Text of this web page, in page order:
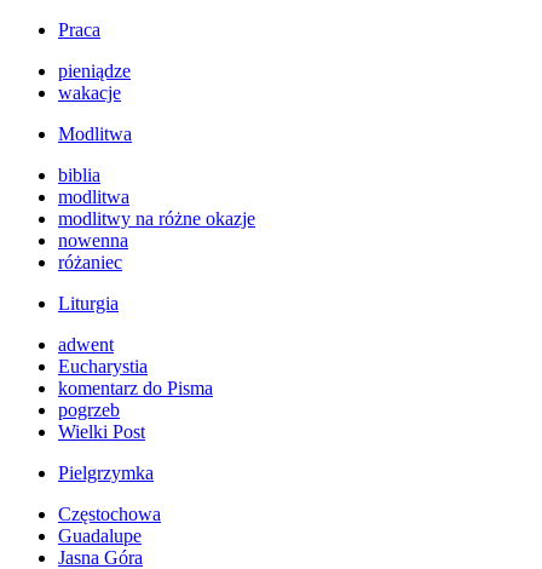
Praca
pieniądze
wakacje
Modlitwa
biblia
modlitwa
modlitwy na różne okazje
nowenna
różaniec
Liturgia
adwent
Eucharystia
komentarz do Pisma
pogrzeb
Wielki Post
Pielgrzymka
Częstochowa
Guadalupe
Jasna Góra